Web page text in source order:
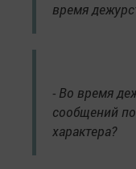
время
- Во время
сообщений
характера?